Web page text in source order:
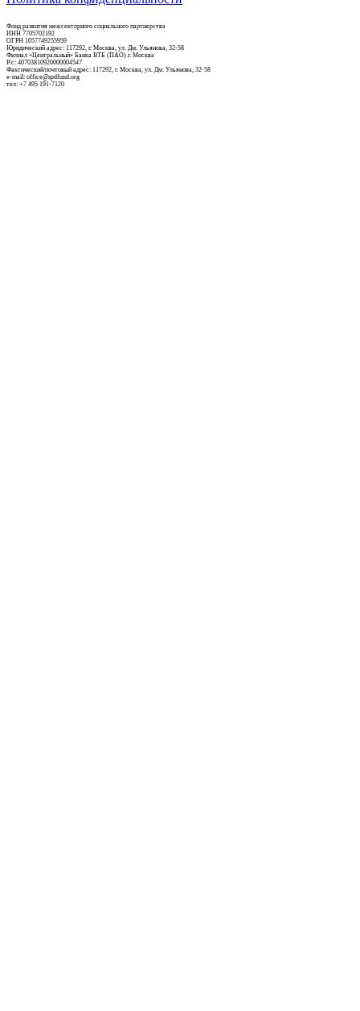
Фонд развития межсекторного социального партнерства
ИНН 7705702192
ОГРН 1057749255959
Юридический адрес: 117292, г. Москва, ул. Дм. Ульянова, 32-58
Филиал «Центральный» Банка ВТБ (ПАО) г. Москва
Р/c: 40703810920000004547
Фактический/почтовый адрес: 117292, г. Москва, ул. Дм. Ульянова, 32-58
e-mail: office@spdfund.org
тел: +7 495 191-7120